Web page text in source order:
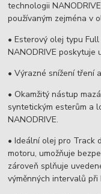
technologii
používaným zejména v
• Esterový olej typu
NANODRIVE poskytuje
• Výrazné snížení tření
• Okamžitý nástup
syntetickým esterům a
NANODRIVE.
• Ideální olej pro Track
motoru, umožňuje
zároveň splňuje
výměnných intervalů při